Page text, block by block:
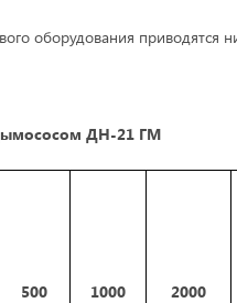
оборудования приводятся
ДН-21 ГМ
500 1000 2000